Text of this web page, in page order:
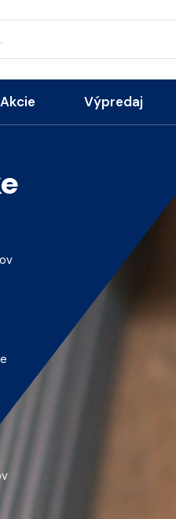
Akcie Výpredaj